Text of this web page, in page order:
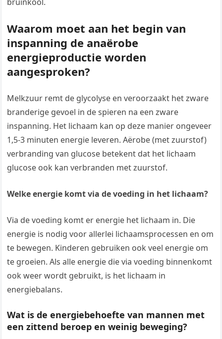
Waarom moet aan het begin van
inspanning de anaërobe
energieproductie worden
aangesproken?
Melkzuur remt de glycolyse en veroorzaakt het zware
branderige gevoel in de spieren na een zware
inspanning. Het lichaam kan op deze manier ongeveer
1,5-3 minuten energie leveren. Aërobe (met zuurstof)
verbranding van glucose betekent dat het lichaam
glucose ook kan verbranden met zuurstof.
Welke energie komt via de voeding in het lichaam?
Via de voeding komt er energie het lichaam in. Die
energie is nodig voor allerlei lichaamsprocessen en om
te bewegen. Kinderen gebruiken ook veel energie om
te groeien. Als alle energie die via voeding binnenkomt
ook weer wordt gebruikt, is het lichaam in
energiebalans.
Wat is de energiebehoefte van mannen met
een zittend beroep en weinig beweging?